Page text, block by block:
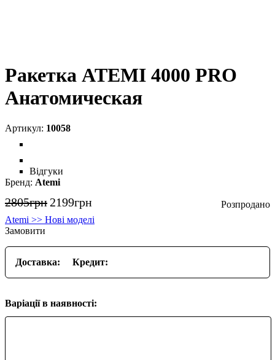
Ракетка ATEMI 4000 PRO
Анатомическая
10058
Відгуки
Atemi
2805грн 2199грн
Atemi >> Нові моделі
Замовити
Доставка: Кредит:
Варіації в наявності: